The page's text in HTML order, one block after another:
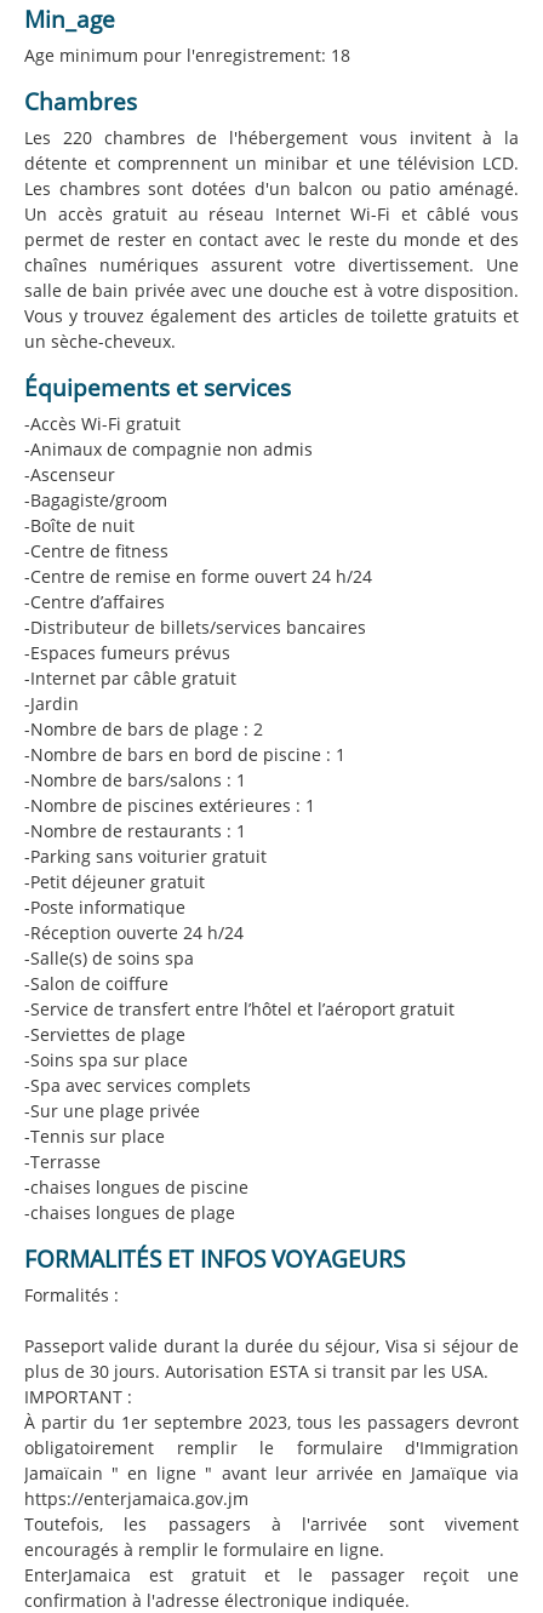
Min_age
Age minimum pour l'enregistrement: 18
Chambres
Les 220 chambres de l'hébergement vous invitent à la
détente et comprennent un minibar et une télévision LCD.
Les chambres sont dotées d'un balcon ou patio aménagé.
Un accès gratuit au réseau Internet Wi-Fi et câblé vous
permet de rester en contact avec le reste du monde et des
chaînes numériques assurent votre divertissement. Une
salle de bain privée avec une douche est à votre disposition.
Vous y trouvez également des articles de toilette gratuits et
un sèche-cheveux.
Équipements et services
-Accès Wi-Fi gratuit
-Animaux de compagnie non admis
-Ascenseur
-Bagagiste/groom
-Boîte de nuit
-Centre de fitness
-Centre de remise en forme ouvert 24 h/24
-Centre d’affaires
-Distributeur de billets/services bancaires
-Espaces fumeurs prévus
-Internet par câble gratuit
-Jardin
-Nombre de bars de plage : 2
-Nombre de bars en bord de piscine : 1
-Nombre de bars/salons : 1
-Nombre de piscines extérieures : 1
-Nombre de restaurants : 1
-Parking sans voiturier gratuit
-Petit déjeuner gratuit
-Poste informatique
-Réception ouverte 24 h/24
-Salle(s) de soins spa
-Salon de coiffure
-Service de transfert entre l’hôtel et l’aéroport gratuit
-Serviettes de plage
-Soins spa sur place
-Spa avec services complets
-Sur une plage privée
-Tennis sur place
-Terrasse
-chaises longues de piscine
-chaises longues de plage
FORMALITÉS ET INFOS VOYAGEURS
Formalités :
Passeport valide durant la durée du séjour, Visa si séjour de
plus de 30 jours. Autorisation ESTA si transit par les USA.
IMPORTANT :
À partir du 1er septembre 2023, tous les passagers devront
obligatoirement remplir le formulaire d'Immigration
Jamaïcain " en ligne " avant leur arrivée en Jamaïque via
https://enterjamaica.gov.jm
Toutefois, les passagers à l'arrivée sont vivement
encouragés à remplir le formulaire en ligne.
EnterJamaica est gratuit et le passager reçoit une
confirmation à l'adresse électronique indiquée.